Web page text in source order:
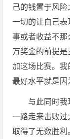
己的钱置于风
一切的让自己
事或者收益不
万奖金的前提
加这场比赛。我
最好水平就是因
与此同时我
一路走来击败
取得了无数胜